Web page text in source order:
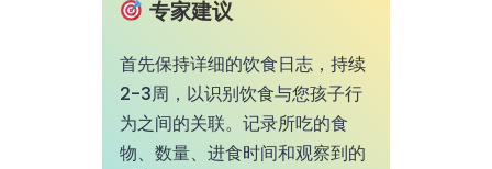
专家建议
首先保持详细的饮食日志，持续
2-3周，以识别饮食与您孩子行
为之间的关联。记录所吃的食
物、数量、进食时间和观察到的